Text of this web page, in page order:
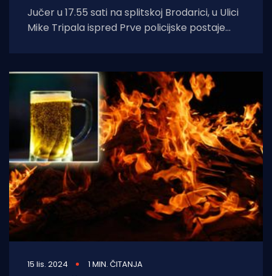
Jučer u 17.55 sati na splitskoj Brodarici, u Ulici
Mike Tripala ispred Prve policijske postaje
15 lis. 2024 1 MIN. ČITANJA